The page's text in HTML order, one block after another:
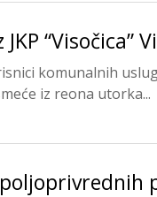
“Visočica”
komunalnih
iz reona utorka...